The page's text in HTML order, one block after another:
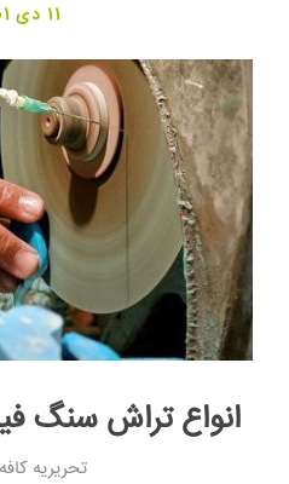
11 دی 1401
انواع تراش سنگ
تحریریه